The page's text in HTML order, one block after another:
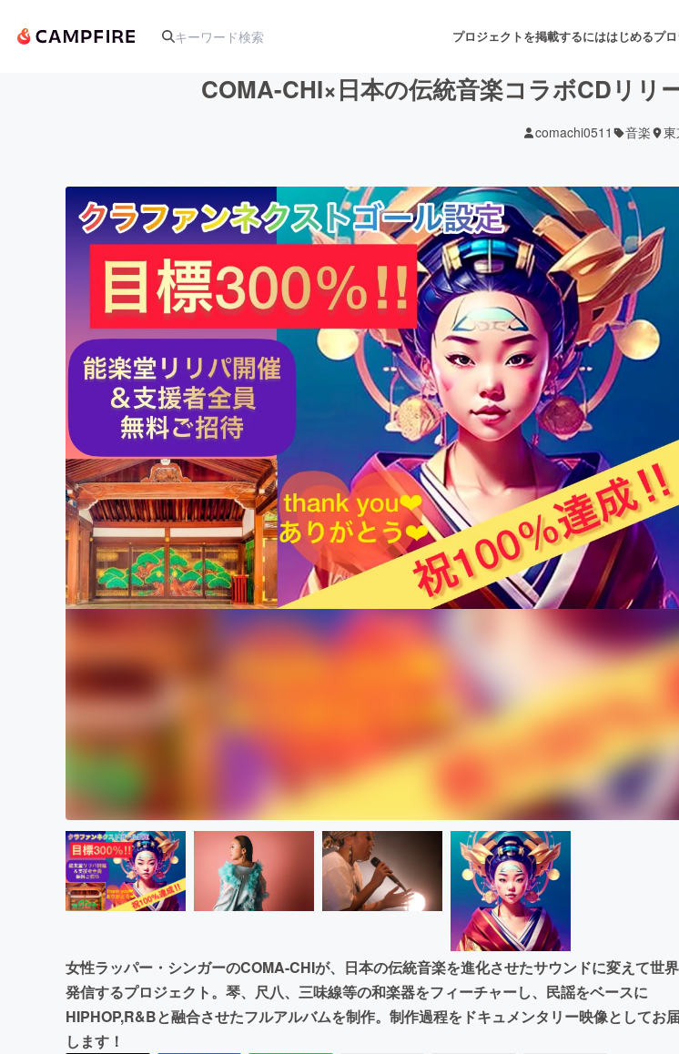
プロジェクトを掲載するにははじめるプ
アート・写真 音楽
テクノロジー・ガジェット ゲーム・サービス開発
映像・映画 書籍・雑誌出版
ビジネス・起業 チャレンジ
まちづくり・地域活性化
CAMPFIRE for Social Good
CAMPFIREふるさと納税machi-ya
COMA-CHI×日本の伝統音楽コラボCDリリ
comachi0511 音楽
女性ラッパー・シンガーのCOMA-CHIが、日本の伝統音楽を進化させたサウンドに変えて世
発信するプロジェクト。琴、尺八、三味線等の和楽器をフィーチャーし、民謡をベースに
HIPHOP,R&Bと融合させたフルアルバムを制作。制作過程をドキュメンタリー映像としてお
します！